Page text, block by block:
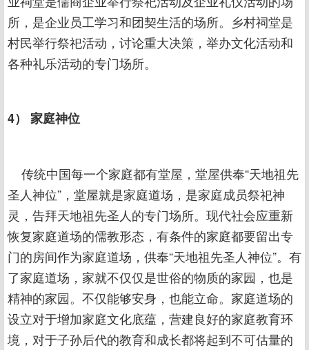
所，是企业员工学习和团契生活的场所。乡村祠堂是
村民举行祭祀活动，讨论重大决策，举办文化活动和
各种礼乐活动的专门场所。
4） 家庭神位
传统中国每一个家庭都有堂屋，堂屋供奉“天地祖先
圣人神位”，堂屋就是家庭道场，是家庭成员祭祀神
灵，告拜天地祖先圣人的专门场所。现代社会应重新
恢复家庭道场的儒教形态，有条件的家庭都要留出专
门的房间作为家庭道场，供奉“天地祖先圣人神位”。有
了家庭道场，家就不仅仅是世俗的物质的家园，也是
精神的家园。不仅能够安身，也能立命。家庭道场的
设立对于增加家庭文化底蕴，营建良好的家庭教育环
境，对于子孙后代的教育和成长都将起到不可估量的